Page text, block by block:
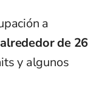
a
de 26
y algunos